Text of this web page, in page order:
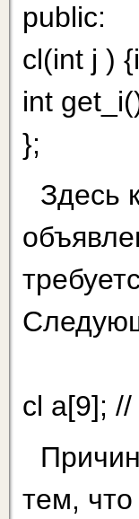
public:
cl(int j )
int
};
Здесь
cl а[9]; //
тем,